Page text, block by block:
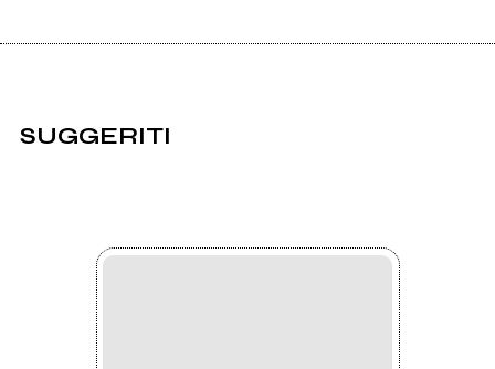
SUGGERITI